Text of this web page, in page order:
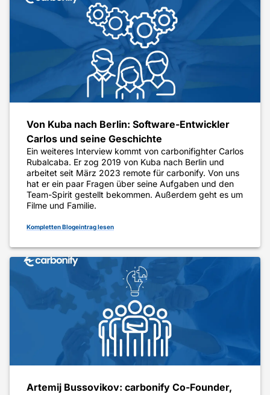
Von Kuba nach Berlin: Software-Entwickler
Carlos und seine Geschichte
Ein weiteres Interview kommt von carbonifighter Carlos
Rubalcaba. Er zog 2019 von Kuba nach Berlin und
arbeitet seit März 2023 remote für carbonify. Von uns
hat er ein paar Fragen über seine Aufgaben und den
Team-Spirit gestellt bekommen. Außerdem geht es um
Filme und Familie.
Kompletten Blogeintrag lesen
Artemij Bussovikov: carbonify Co-Founder,